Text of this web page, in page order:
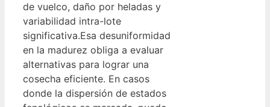
de vuelco, daño por heladas y
variabilidad intra-lote
significativa.Esa desuniformidad
en la madurez obliga a evaluar
alternativas para lograr una
cosecha eficiente. En casos
donde la dispersión de estados